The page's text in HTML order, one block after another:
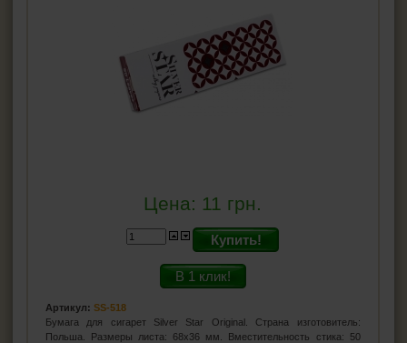
Цена: 11 грн.
Купить!
В 1 клик!
Артикул: SS-518
Бумага для сигарет Silver Star Original. Страна изготовитель:
Польша. Размеры листа: 68х36 мм. Вместительность стика: 50